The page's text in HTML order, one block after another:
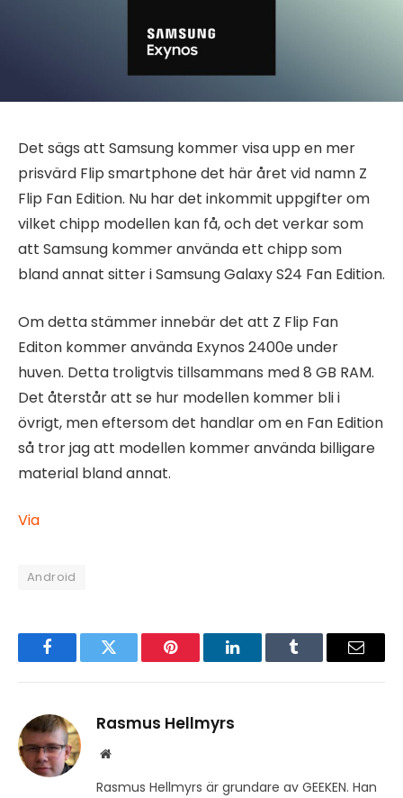
Det sägs att Samsung kommer visa upp en mer
prisvärd Flip smartphone det här året vid namn Z
Flip Fan Edition. Nu har det inkommit uppgifter om
vilket chipp modellen kan få, och det verkar som
att Samsung kommer använda ett chipp som
bland annat sitter i Samsung Galaxy S24 Fan Edition.
Om detta stämmer innebär det att Z Flip Fan
Editon kommer använda Exynos 2400e under
huven. Detta troligtvis tillsammans med 8 GB RAM.
Det återstår att se hur modellen kommer bli i
övrigt, men eftersom det handlar om en Fan Edition
så tror jag att modellen kommer använda billigare
material bland annat.
Via
Android
FacebookTwitter Pinterest LinkedInTumblr Email
Rasmus Hellmyrs
Website
Rasmus Hellmyrs är grundare av GEEKEN. Han